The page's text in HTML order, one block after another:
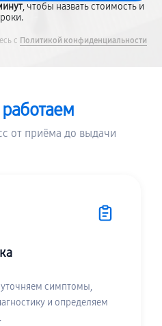
, чтобы назвать стоимость и
с Политикой конфиденциальности
работаем
от приёма до выдачи
симптомы,
и определяем